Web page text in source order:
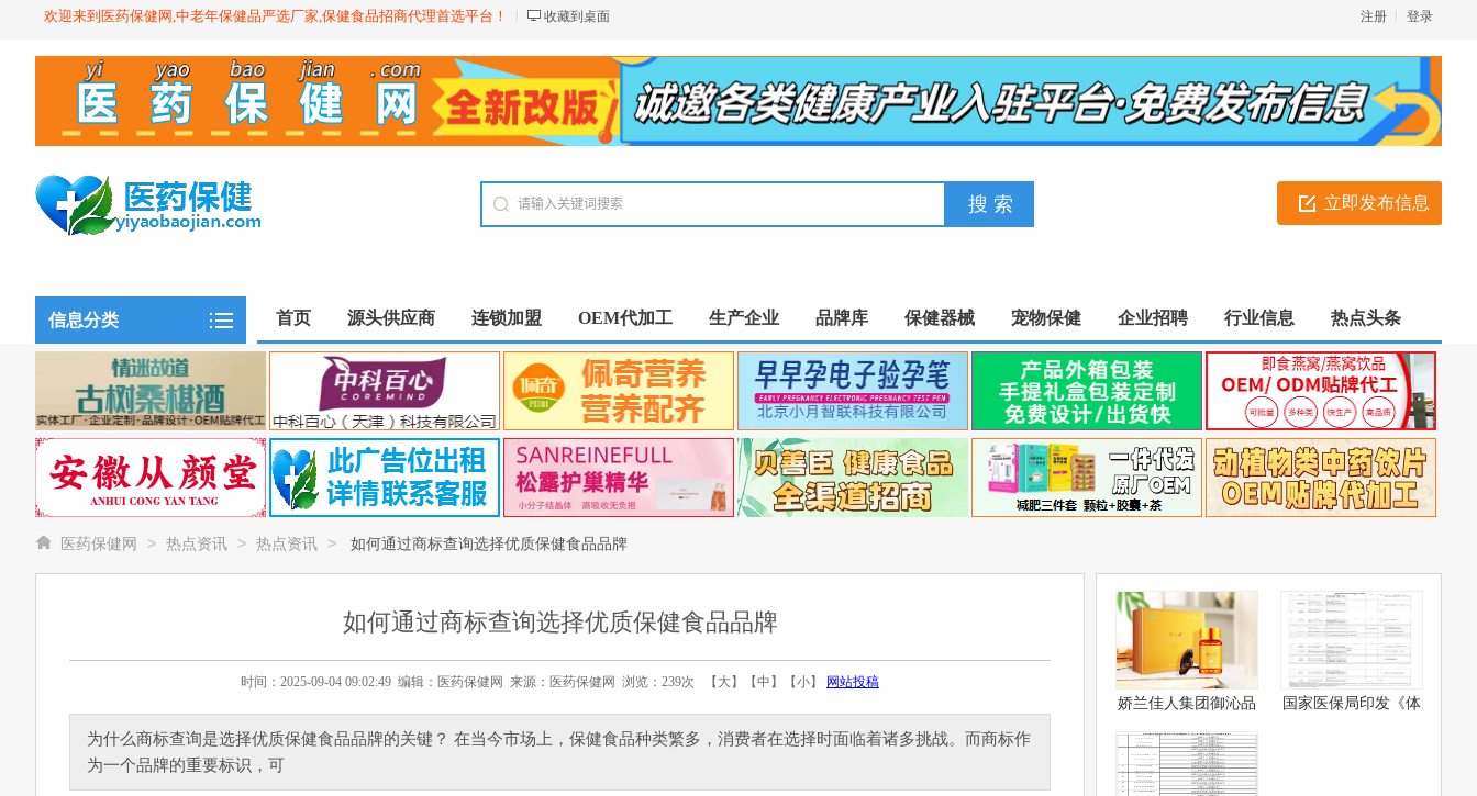
欢迎来到医药保健网,中老年保健品严选厂家,保健食品招商代理首选平台！ 收藏到桌面 登录
注册
立即发布信息
信息分类 首页 源头供应商 连锁加盟 OEM代加工 生产企业 品牌库 保健器械 宠物保健 企业招聘 行业信息 热点头条
医药保健网 > 热点资讯 > 热点资讯 > 如何通过商标查询选择优质保健食品品牌
如何通过商标查询选择优质保健食品品牌
时间：2025-09-04 09:02:49 编辑：医药保健网 来源：医药保健网 浏览：239次 【 大】【中 】【小】 网站投稿
为什么商标查询是选择优质保健食品品牌的关键？ 在当今市场上，保健食品种类繁多，消费者在选择时面临着诸多挑战。而商标作
为一个品牌的重要标识，可
娇兰佳人集团御沁品
灵芝
国家医保局印发《体